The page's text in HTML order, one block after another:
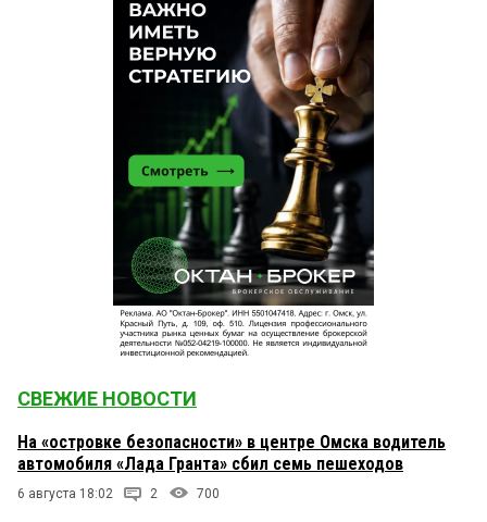
СВЕЖИЕ НОВОСТИ
На «островке безопасности» в центре Омска водитель
автомобиля «Лада Гранта» сбил семь пешеходов
6 августа 18:02 2 700